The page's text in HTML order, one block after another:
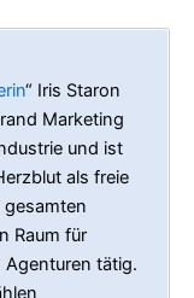
“ Iris Staron
Marketing
und ist
als freie
gesamten
Raum für
tätig.